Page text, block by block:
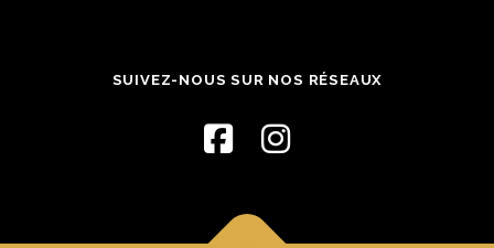
SUIVEZ-NOUS SUR NOS RÉSEAUX